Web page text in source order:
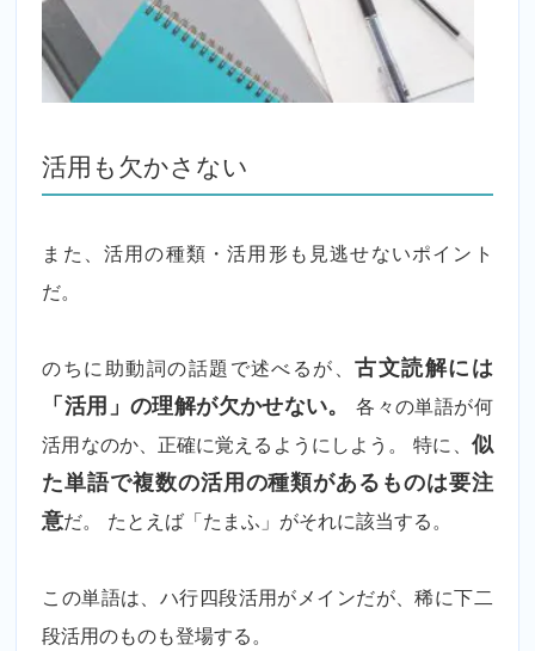
活用も欠かさない
また、活用の種類・活用形も見逃せないポイント
だ。
のちに助動詞の話題で述べるが、古文読解には
「活用」の理解が欠かせない。
各々の単語が何
活用なのか、正確に覚えるようにしよう。 特に、 似
た単語で複数の活用の種類があるものは要注
意だ。 たとえば「たまふ」がそれに該当する。
この単語は、ハ行四段活用がメインだが、稀に下二
段活用のものも登場する。